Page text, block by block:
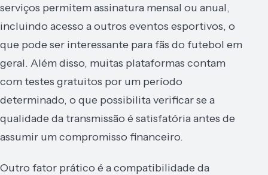
serviços permitem assinatura mensal ou anual,
incluindo acesso a outros eventos esportivos, o
que pode ser interessante para fãs do futebol em
geral. Além disso, muitas plataformas contam
com testes gratuitos por um período
determinado, o que possibilita verificar se a
qualidade da transmissão é satisfatória antes de
assumir um compromisso financeiro.
Outro fator prático é a compatibilidade da